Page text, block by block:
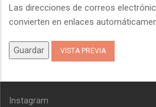
Las direcciones de correos
convierten en enlaces
Instagram